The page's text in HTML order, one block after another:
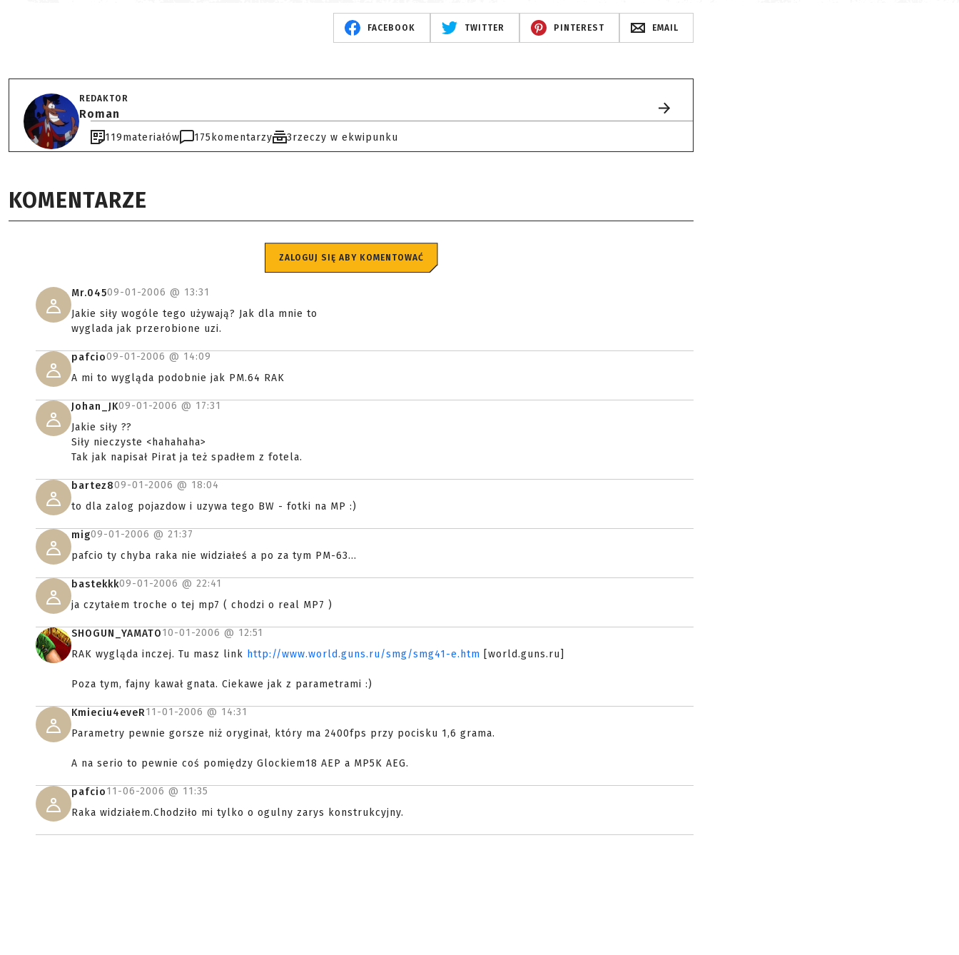
FACEBOOK TWITTER PINTEREST EMAIL
REDAKTOR
Roman
119materiałów 175 komentarzy 3rzeczy w ekwipunku
KOMENTARZE
ZALOGUJ SIĘ ABY KOMENTOWAĆ
Mr.04509-01-2006 @ 13:31
Jakie siły wogóle tego używają? Jak dla mnie to
wyglada jak przerobione uzi.
pafcio09-01-2006 @ 14:09
A mi to wygląda podobnie jak PM.64 RAK
Johan_JK09-01-2006 @ 17:31
Jakie siły ??
Siły nieczyste <hahahaha>
Tak jak napisał Pirat ja też spadłem z fotela.
bartez809-01-2006 @ 18:04
to dla zalog pojazdow i uzywa tego BW - fotki na MP :)
mig09-01-2006 @ 21:37
pafcio ty chyba raka nie widziałeś a po za tym PM-63...
bastekkk09-01-2006 @ 22:41
ja czytałem troche o tej mp7 ( chodzi o real MP7 )
SHOGUN_YAMATO10-01-2006 @ 12:51
RAK wygląda inczej. Tu masz link http://www.world.guns.ru/smg/smg41-e.htm [world.guns.ru]
Poza tym, fajny kawał gnata. Ciekawe jak z parametrami :)
Kmieciu4eveR11-01-2006 @ 14:31
Parametry pewnie gorsze niż oryginał, który ma 2400fps przy pocisku 1,6 grama.
A na serio to pewnie coś pomiędzy Glockiem18 AEP a MP5K AEG.
pafcio11-06-2006 @ 11:35
Raka widziałem.Chodziło mi tylko o ogulny zarys konstrukcyjny.